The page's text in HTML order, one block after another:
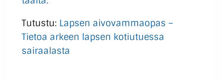
Tutustu: Lapsen aivovammaopas –
Tietoa arkeen lapsen kotiutuessa
sairaalasta